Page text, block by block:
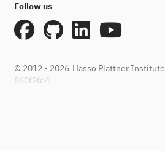
Follow us
© 2012 - 2026 Hasso Plattner Institute
860f2fd4